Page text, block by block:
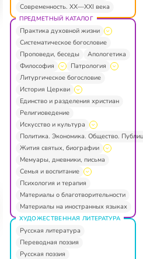
Современность. XX—XXI века
ПРЕДМЕТНЫЙ КАТАЛОГ
Практика духовной жизни
Систематическое богословие
Проповеди, беседы
Апологетика
Философия
Патрология
Литургическое богословие
История Церкви
Единство и разделения христиан
Религиоведение
Искусство и культура
Политика. Экономика. Общество.
Жития святых, биографии
Мемуары, дневники, письма
Семья и воспитание
Психология и терапия
Материалы о благотворительности
Материалы на иностранных языках
ХУДОЖЕСТВЕННАЯ ЛИТЕРАТУРА
Русская литература
Переводная поэзия
Русская поэзия